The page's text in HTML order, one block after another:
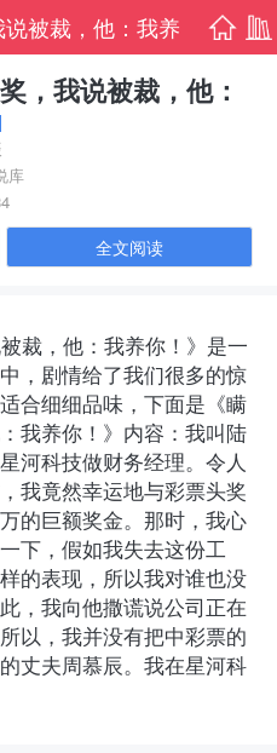
被裁，他：我养
阅读无广告无弹窗
版
首页 书架
，我说被裁，他：
库
全文阅读
裁，他：我养你！》是一
，剧情给了我们很多的惊
合细细品味，下面是《瞒
我养你！》内容：我叫陆
河科技做财务经理。令人
我竟然幸运地与彩票头奖
的巨额奖金。那时，我心
下，假如我失去这份工
的表现，所以我对谁也没
，我向他撒谎说公司正在
以，我并没有把中彩票的
丈夫周慕辰。我在星河科